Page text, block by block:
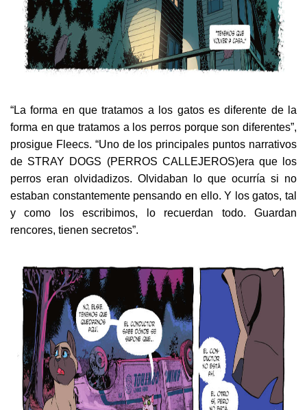
“La forma en que tratamos a los gatos es diferente de la
forma en que tratamos a los perros porque son diferentes”,
prosigue Fleecs. “Uno de los principales puntos narrativos
de STRAY DOGS (PERROS CALLEJEROS)era que los
perros eran olvidadizos. Olvidaban lo que ocurría si no
estaban constantemente pensando en ello. Y los gatos, tal
y como los escribimos, lo recuerdan todo. Guardan
rencores, tienen secretos”.